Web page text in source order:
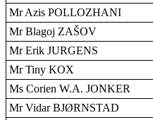
Mr Azis POLLOZHANI
Mr Blagoj ZAŠOV
Mr Erik JURGENS
Mr Tiny KOX
Ms Corien W.A. JONKER
Mr Vidar BJØRNSTAD